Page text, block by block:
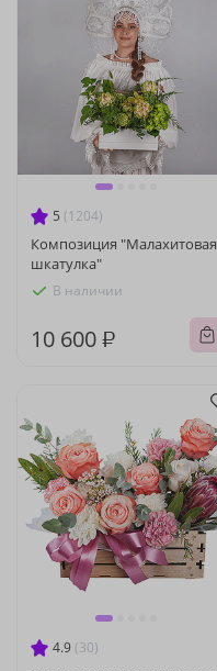
5 (1204)
Композиция "Малахитовая
шкатулка"
В наличии
10 600 ₽
4.9 (30)